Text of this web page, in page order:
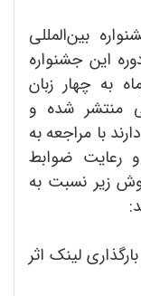
بین‌المللی
این جشنواره
سه‌شنبه 9 شهریورماه به چهار زبان
منتشر شده و
با مراجعه به
رعایت ضوابط
زیر نسبت به
لینک اثر